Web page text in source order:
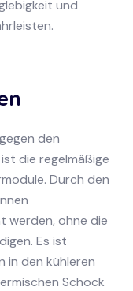
und
den
die regelmäßige
Durch den
werden, ohne die
Es ist
in den kühleren
Schock